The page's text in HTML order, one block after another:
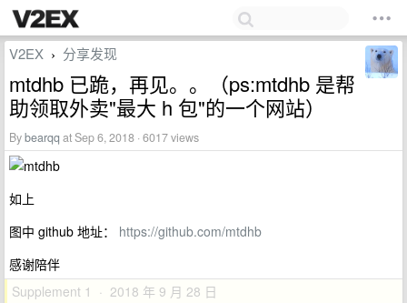
V2EX › 分享发现
mtdhb 已跪，再见。。（ps:mtdhb 是帮
助领取外卖"最大 h 包"的一个网站）
Bybearqq at Sep 6, 2018 · 6017 views
如上
图中 github 地址： https://github.com/mtdhb
感谢陪伴
Supplement 1 · 2018 年 9 月 28 日